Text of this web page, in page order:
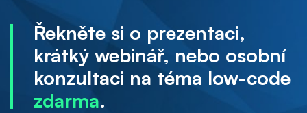
Řekněte si o prezentaci,
krátký webinář, nebo osobní
konzultaci na téma low-code
zdarma.